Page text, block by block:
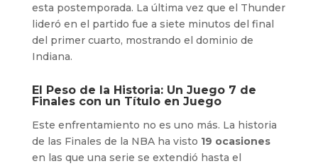
esta postemporada. La última vez que el Thunder
lideró en el partido fue a siete minutos del final
del primer cuarto, mostrando el dominio de
Indiana.
El Peso de la Historia: Un Juego 7 de
Finales con un Título en Juego
Este enfrentamiento no es uno más. La historia
de las Finales de la NBA ha visto 19 ocasiones
en las que una serie se extendió hasta el